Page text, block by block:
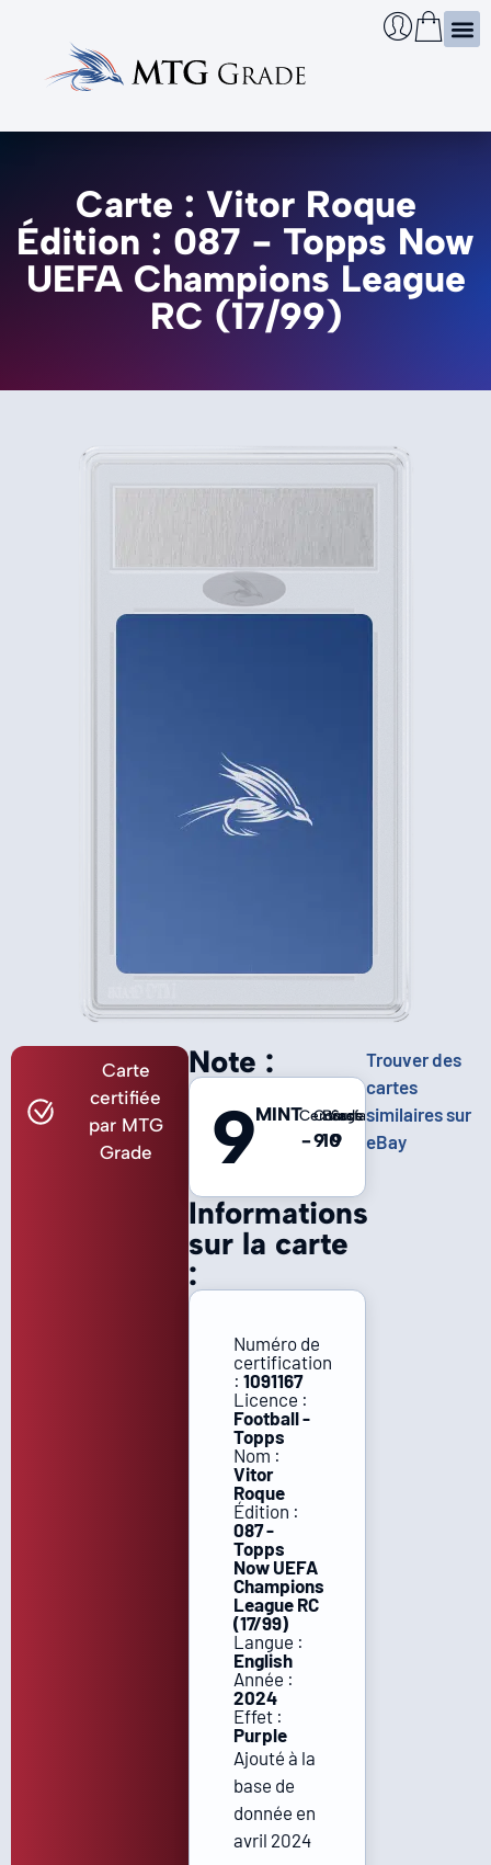
Carte : Vitor Roque
Édition : 087 - Topps Now
UEFA Champions League
RC (17/99)
Carte
certifiée
par MTG
Grade
Informations
sur la carte
:
Numéro de
certification
: 1091167
Licence :
Football -
Topps
Nom :
Vitor
Roque
Édition :
087 -
Topps
Now UEFA
Champions
League RC
(17/99)
Langue :
English
Année :
2024
Effet :
Purple
Ajouté à la
base de
donnée en
avril 2024
Note :
9MINTCentrage
-
Coins
9
Bords
10
Surface
9
Trouver des
cartes
similaires sur
eBay